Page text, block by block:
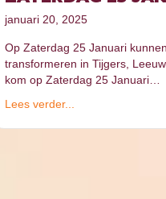
januari 20, 2025
Op Zaterdag 25 Januari
transformeren in Tijgers,
kom op Zaterdag 25 Januari…
Lees verder...